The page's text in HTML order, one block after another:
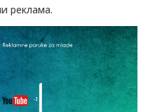
реклама.